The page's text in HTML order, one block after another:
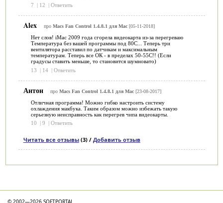
7
12 Ответить
Alex про Macs Fan Control 1.4.8.1 для Mac[05-11-2018]
Нет слов! iMac 2009 года сгорела видеокарта из-за перегреваю
Температура без вашей программы под 80С... Теперь три
вентилятора расставил по датчикам и максимальным
температурам. Теперь все ОК - в пределах 50-55С!! (Если
градусы ставить меньше, то становится шумновато)
13
| 14 | Ответить
Антон про Macs Fan Control 1.4.8.1 для Mac[23-08-2017]
Отличная программа! Можно гибко настроить систему
охлаждения макбука. Таким образом можно избежать такую
серьезную неисправность как перегрев чипа видеокарты.
10
9 Ответить
Читать все отзывы(3) / Добавить отзыв